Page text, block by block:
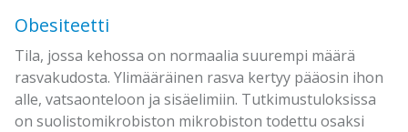
Obesiteetti
Tila, jossa kehossa on normaalia suurempi määrä
rasvakudosta. Ylimääräinen rasva kertyy pääosin ihon
alle, vatsaonteloon ja sisäelimiin. Tutkimustuloksissa
on suolistomikrobiston mikrobiston todettu osaksi